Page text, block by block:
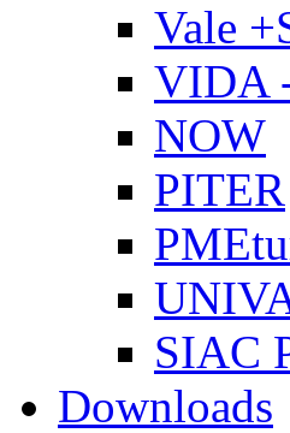
Vale
VIDA
NOW
PITER
SIAC
Downloads